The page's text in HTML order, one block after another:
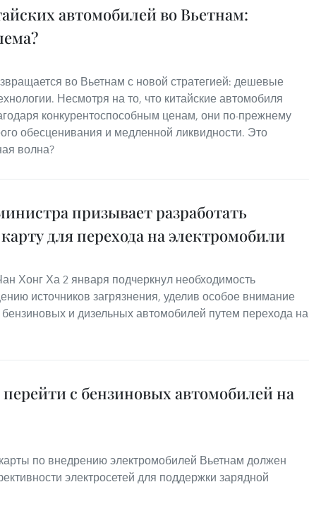
автомобилей во Вьетнам:
во Вьетнам с новой стратегией: дешевые
Несмотря на то, что китайские автомобиля
конкурентоспособным ценам, они по-прежнему
обесценивания и медленной ликвидности. Это
волна?
призывает разработать
для перехода на электромобили
Хонг Ха 2 января подчеркнул необходимость
источников загрязнения, уделив особое внимание
и дизельных автомобилей путем перехода на
с бензиновых автомобилей на
по внедрению электромобилей Вьетнам должен
электросетей для поддержки зарядной